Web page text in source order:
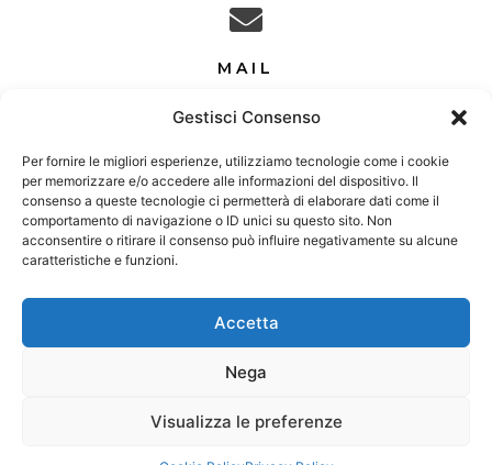
Gestisci Consenso
Per fornire le migliori esperienze, utilizziamo tecnologie come i cookie
per memorizzare e/o accedere alle informazioni del dispositivo. Il
consenso a queste tecnologie ci permetterà di elaborare dati come il
comportamento di navigazione o ID unici su questo sito. Non
acconsentire o ritirare il consenso può influire negativamente su alcune
caratteristiche e funzioni.
Accetta
Nega
Visualizza le preferenze
MAIL
nuovazavalonolbia@gmail.com
ORARI
LUN-SAB
Copyright © 2024 - NUOVA ZAVALON OLBIA -